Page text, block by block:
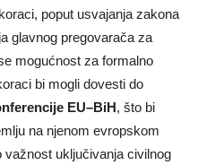
poput usvajanja zakona
glavnog pregovarača za
mogućnost za formalno
bi mogli dovesti do
EU–BiH, što bi
na njenom evropskom
važnost uključivanja civilnog